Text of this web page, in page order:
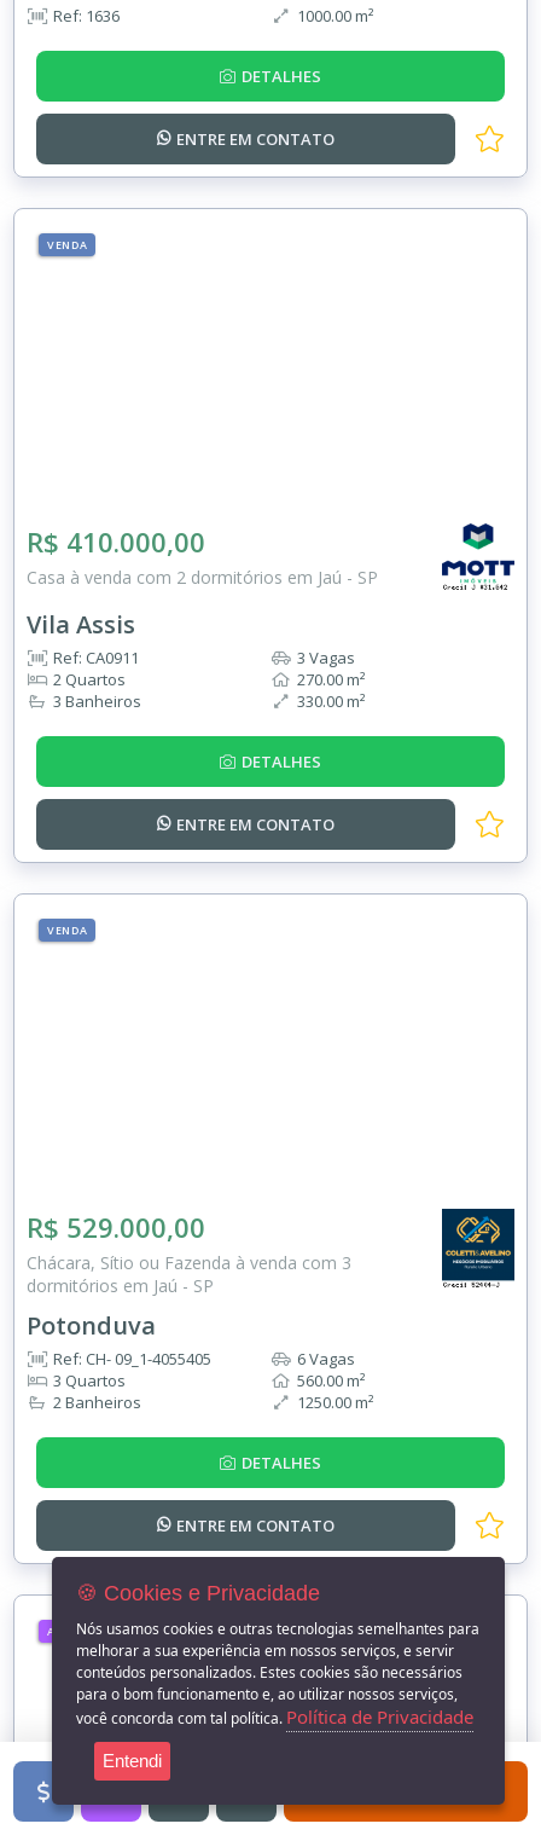
Ref: 1636 1000.00 m²
DETALHES
ENTRE EM CONTATO
VENDA
R$ 410.000,00
Casa à venda com 2 dormitórios em Jaú - SP
Vila Assis
Ref: CA0911
2 Quartos
3 Banheiros
3 Vagas
270.00 m²
330.00 m²
DETALHES
ENTRE EM CONTATO
VENDA
R$ 529.000,00
Chácara, Sítio ou Fazenda à venda com 3
dormitórios em Jaú - SP
Potonduva
Ref: CH- 09_1-4055405
3 Quartos
2 Banheiros
6 Vagas
560.00 m²
1250.00 m²
DETALHES
ENTRE EM CONTATO
ALUGUEL
🍪 Cookies e Privacidade
Nós usamos cookies e outras tecnologias semelhantes para
melhorar a sua experiência em nossos serviços, e servir
conteúdos personalizados. Estes cookies são necessários
para o bom funcionamento e, ao utilizar nossos serviços,
você concorda com tal política. Política de Privacidade
Entendi